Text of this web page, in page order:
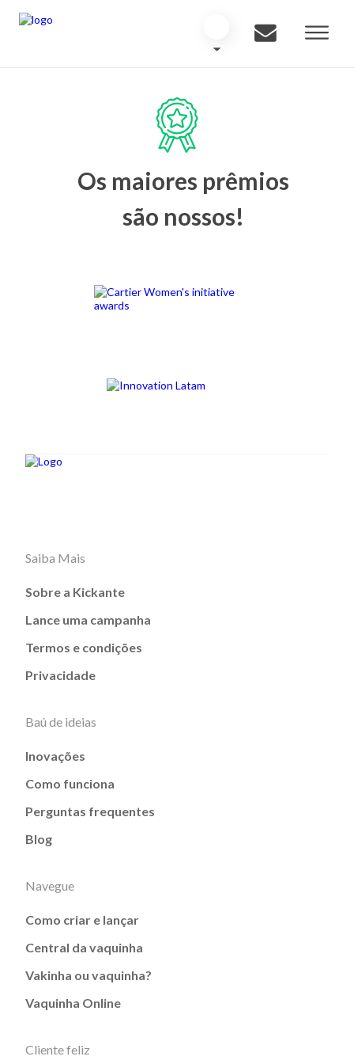
Os maiores prêmios
são nossos!
Saiba Mais
Sobre a Kickante
Lance uma campanha
Termos e condições
Privacidade
Baú de ideias
Inovações
Como funciona
Perguntas frequentes
Blog
Navegue
Como criar e lançar
Central da vaquinha
Vakinha ou vaquinha?
Vaquinha Online
Cliente feliz